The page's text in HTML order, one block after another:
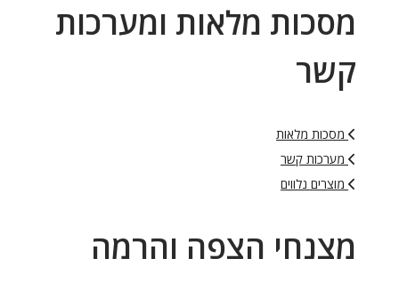
מסכות מלאות ומערכות
קשר
מסכות מלאות
מערכות קשר
מוצרים נלווים
מצנחי הצפה והרמה